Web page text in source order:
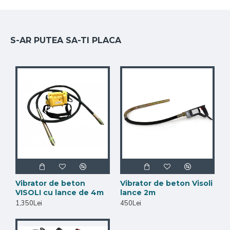
S-AR PUTEA SA-TI PLACA
Vibrator de beton
VISOLI cu lance de 4m
1,350Lei
Vibrator de beton Visoli
lance 2m
450Lei